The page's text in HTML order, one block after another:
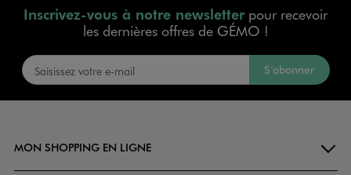
Inscrivez-vous à notre newsletterpour recevoir
les dernières offres de GÉMO !
S’abonner
MON SHOPPING EN LIGNE